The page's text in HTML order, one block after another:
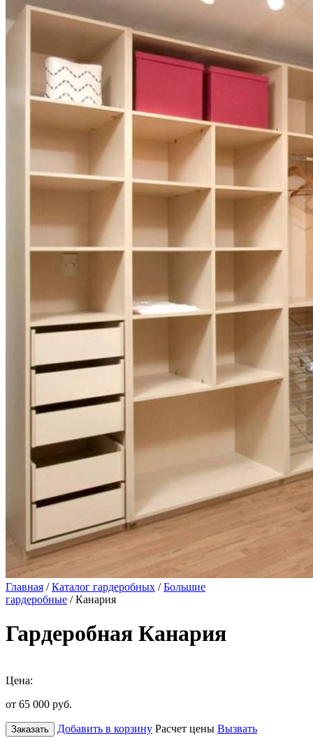
Главная /Каталог гардеробных /Большие
гардеробные / Канария
Гардеробная Канария
Цена:
от 65 000 руб.
Заказать Добавить в корзину Расчет цены Вызвать